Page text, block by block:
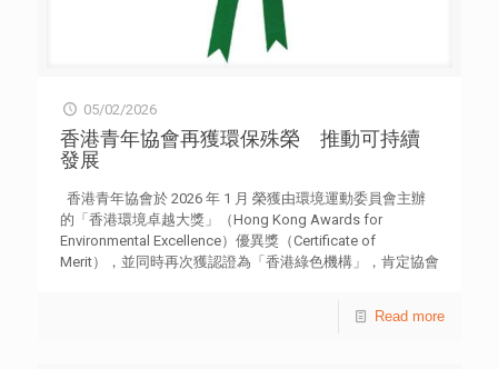
05/02/2026
香港青年協會再獲環保殊榮 推動可持續
發展
香港青年協會於 2026 年 1 月 榮獲由環境運動委員會主辦
的「香港環境卓越大獎」（Hong Kong Awards for
Environmental Excellence）優異獎（Certificate of
Merit），並同時再次獲認證為「香港綠色機構」，肯定協會
總辦事處於「減廢證書（WasteWi$e Certificate）」中首次
Read more